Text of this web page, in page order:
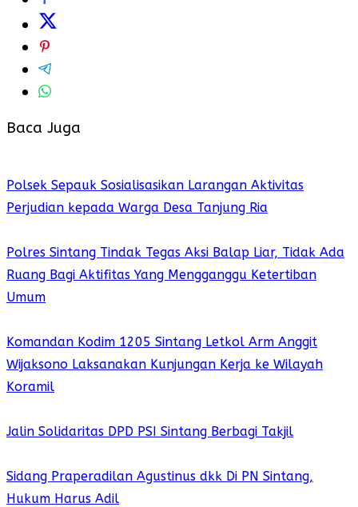
Baca Juga
Polsek Sepauk Sosialisasikan Larangan Aktivitas
Perjudian kepada Warga Desa Tanjung Ria
Polres Sintang Tindak Tegas Aksi Balap Liar, Tidak Ada
Ruang Bagi Aktifitas Yang Mengganggu Ketertiban
Umum
Komandan Kodim 1205 Sintang Letkol Arm Anggit
Wijaksono Laksanakan Kunjungan Kerja ke Wilayah
Koramil
Jalin Solidaritas DPD PSI Sintang Berbagi Takjil
Sidang Praperadilan Agustinus dkk Di PN Sintang,
Hukum Harus Adil